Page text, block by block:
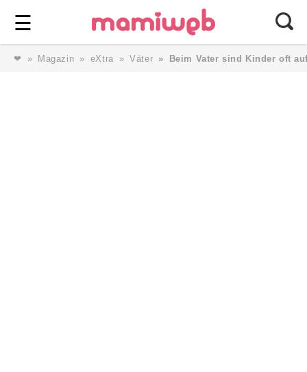
☰ ⎯ Wir lieben Familie ⎯
❤ Magazin eXtra Väter Beim Vater sind Kinder oft